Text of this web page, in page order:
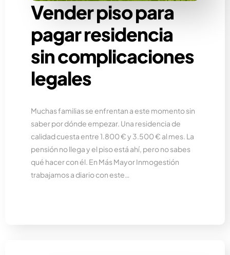
Vender piso para
pagar residencia
sin complicaciones
legales
Muchas familias se enfrentan a este momento sin
saber por dónde empezar. Una residencia de
calidad cuesta entre 1.800 € y 3.500 € al mes. La
pensión no llega y el piso está ahí, pero no sabes
qué hacer con él. En Más Mayor Inmogestión
trabajamos a diario con este…